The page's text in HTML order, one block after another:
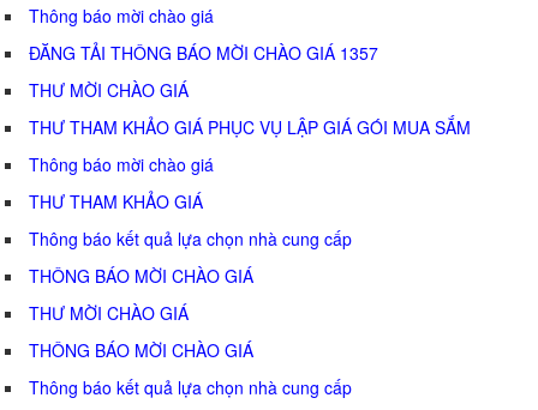
Thông báo mời chào giá
ĐĂNG TẢI THÔNG BÁO MỜI CHÀO GIÁ 1357
THƯ MỜI CHÀO GIÁ
THƯ THAM KHẢO GIÁ PHỤC VỤ LẬP GIÁ GÓI MUA SẮM
Thông báo mời chào giá
THƯ THAM KHẢO GIÁ
Thông báo kết quả lựa chọn nhà cung cấp
THÔNG BÁO MỜI CHÀO GIÁ
THƯ MỜI CHÀO GIÁ
THÔNG BÁO MỜI CHÀO GIÁ
Thông báo kết quả lựa chọn nhà cung cấp